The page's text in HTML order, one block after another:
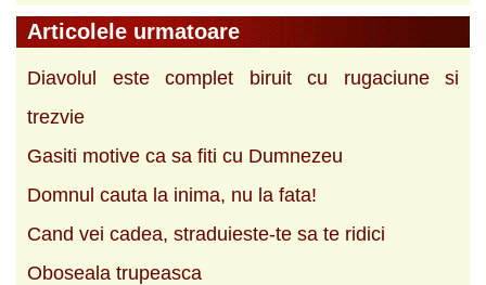
Articolele urmatoare
Diavolul este complet biruit cu rugaciune si
trezvie
Gasiti motive ca sa fiti cu Dumnezeu
Domnul cauta la inima, nu la fata!
Cand vei cadea, straduieste-te sa te ridici
Oboseala trupeasca